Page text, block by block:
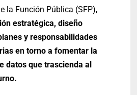
la Función Pública (SFP),
estratégica, diseño
y responsabilidades
en torno a fomentar la
datos que trascienda al